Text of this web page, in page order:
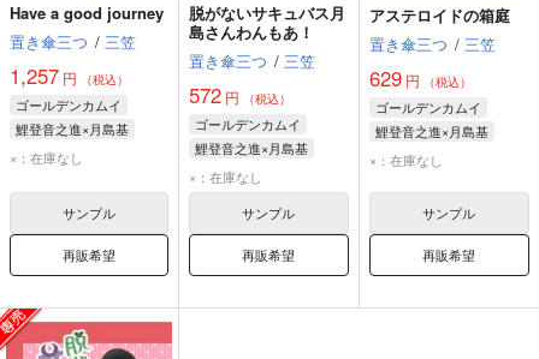
Have a good journey
置き傘三つ / 三笠
1,257 円 （税込）
ゴールデンカムイ
鯉登音之進×月島基
鯉登音之進
×：在庫なし
サンプル
再販希望
脱がないサキュバス月
島さんわんもあ！
置き傘三つ / 三笠
572 円 （税込）
ゴールデンカムイ
鯉登音之進×月島基
鯉登音之進
×：在庫なし
サンプル
再販希望
アステロイドの箱庭
置き傘三つ / 三笠
629円 （税込）
ゴールデンカムイ
鯉登音之進×月島基
鯉登音之進
×：在庫なし
サンプル
再販希望